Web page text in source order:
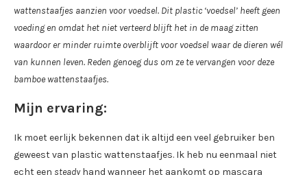
wattenstaafjes aanzien voor voedsel. Dit plastic ‘voedsel’ heeft geen
voeding en omdat het niet verteerd blijft het in de maag zitten
waardoor er minder ruimte overblijft voor voedsel waar de dieren wél
van kunnen leven. Reden genoeg dus om ze te vervangen voor deze
bamboe wattenstaafjes.
Mijn ervaring:
Ik moet eerlijk bekennen dat ik altijd een veel gebruiker ben
geweest van plastic wattenstaafjes. Ik heb nu eenmaal niet
echt een steadyhand wanneer het aankomt op mascara